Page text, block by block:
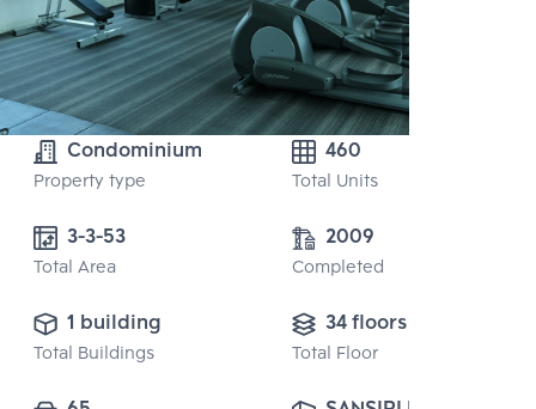
Condominium
Property type
460
Total Units
Total Area
2009
Completed
1 building
Total Buildings
34 floors
Total Floor